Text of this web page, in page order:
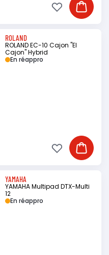
Ajouter
Ajouter à ma
ROLAND
ROLAND EC-10 Cajon "El
Cajon" Hybrid
En réappro
Ajouter
Ajouter à ma
YAMAHA
YAMAHA Multipad DTX-Multi
12
En réappro